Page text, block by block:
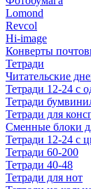
Lomond
Revcol
Hi-image
Конверты
Тетради
Читательские
Тетради 12-24 с
Тетради
Тетради для
Сменные блоки
Тетради 12-24 с
Тетради 60-200
Тетради 40-48
Тетради для нот